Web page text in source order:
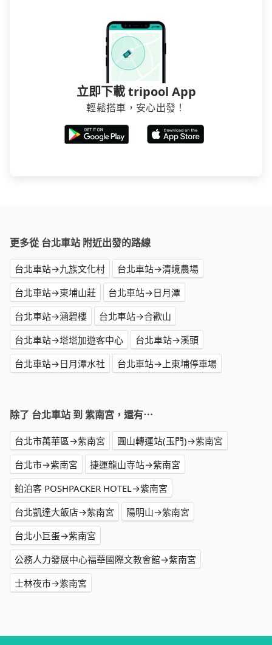
立即下載 tripool App
輕鬆搭車，安心出發！
更多從 台北車站 附近出發的路線
台北車站→九族文化村
台北車站→清境農場
台北車站→東埔山莊
台北車站→日月潭
台北車站→涵碧樓
台北車站→合歡山
台北車站→塔塔加遊客中心
台北車站→溪頭
台北車站→日月潭水社
台北車站→上東埔停車場
除了 台北車站 到 紫南宮，還有⋯
台北市萬華區→紫南宮
圓山轉運站(玉門)→紫南宮
台北市→紫南宮
捷運龍山寺站→紫南宮
鉑泊客 POSHPACKER HOTEL→紫南宮
台北凱達大飯店→紫南宮
陽明山→紫南宮
台北小巨蛋→紫南宮
公務人力發展中心福華國際文教會館→紫南宮
士林夜市→紫南宮